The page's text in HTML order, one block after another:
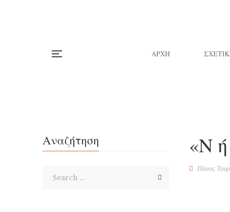
ΑΡΧΗ
«Ν
Πάνος
Αναζήτηση